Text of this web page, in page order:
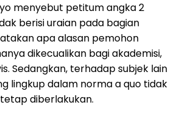
menyebut petitum angka 2
berisi uraian pada bagian
apa alasan pemohon
dikecualikan bagi akademisi,
Sedangkan, terhadap subjek lain
lingkup dalam norma a quo tidak
diberlakukan.